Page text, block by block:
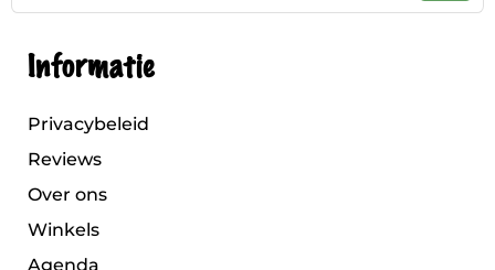
Informatie
Privacybeleid
Reviews
Over ons
Winkels
Agenda